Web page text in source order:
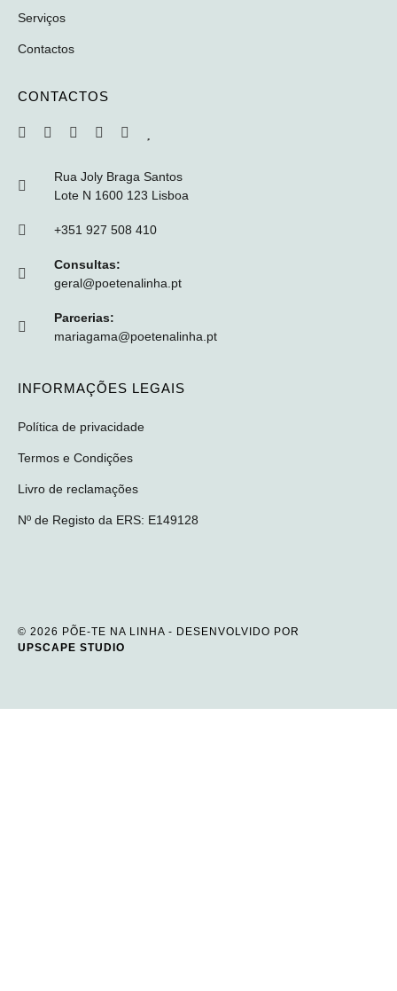
Serviços
Contactos
CONTACTOS
Rua Joly Braga Santos
Lote N 1600 123 Lisboa
+351 927 508 410
Consultas:
geral@poetenalinha.pt
Parcerias:
mariagama@poetenalinha.pt
INFORMAÇÕES LEGAIS
Política de privacidade
Termos e Condições
Livro de reclamações
Nº de Registo da ERS: E149128
© 2026 PÕE-TE NA LINHA - DESENVOLVIDO POR
UPSCAPE STUDIO